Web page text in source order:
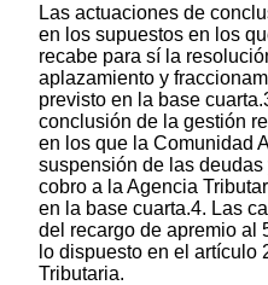
Las actuaciones de
en los supuestos en los
recabe para sí la
aplazamiento y
previsto en la base
conclusión de la gestión
en los que la Comunidad
suspensión de las
cobro a la Agencia
en la base cuarta.4. Las
del recargo de apremio al
lo dispuesto en el artículo
Tributaria.